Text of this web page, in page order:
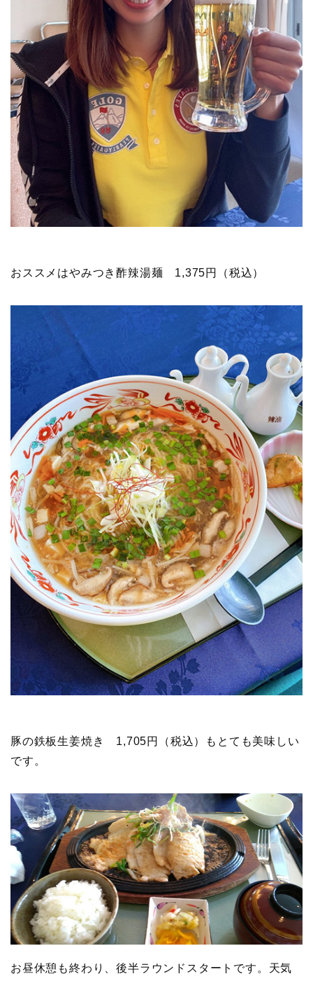
おススメはやみつき酢辣湯麺 1,375円（税込）
豚の鉄板生姜焼き 1,705円（税込）もとても美味しい
です。
お昼休憩も終わり、後半ラウンドスタートです。天気